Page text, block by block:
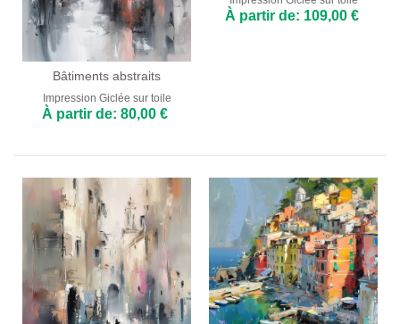
Bâtiments abstraits
Impression Giclée sur toile
À partir de: 80,00 €
À partir de: 109,00 €